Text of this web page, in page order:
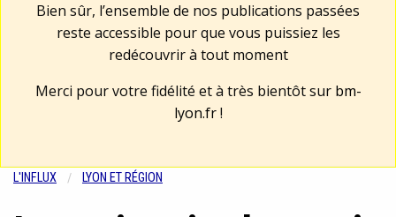
Bien sûr, l’ensemble de nos publications passées
reste accessible pour que vous puissiez les
redécouvrir à tout moment
Merci pour votre fidélité et à très bientôt sur bm-
lyon.fr!
L'INFLUX LYON ET RÉGION